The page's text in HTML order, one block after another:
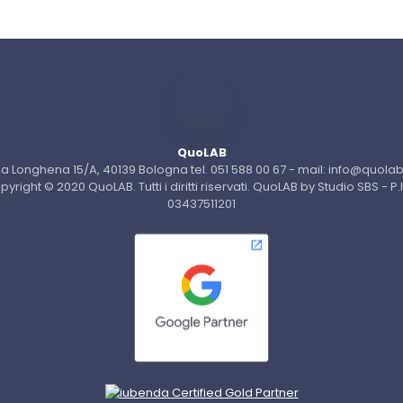
QuoLAB
Longhena 15/A, 40139 Bologna tel. 051 588 00 67 - mail:
© 2020 QuoLAB. Tutti i diritti riservati. QuoLAB by Studio SBS -
03437511201